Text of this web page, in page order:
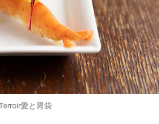
愛と胃袋